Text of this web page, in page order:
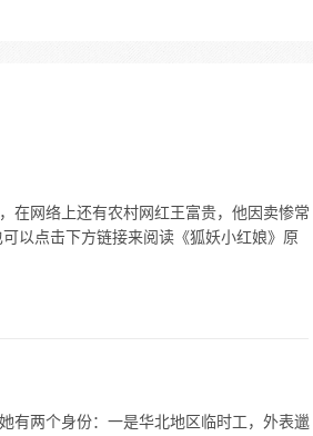
在网络上还有农村网红王富贵，他因卖惨常
以点击下方链接来阅读《狐妖小红娘》原
有两个身份：一是华北地区临时工，外表邋